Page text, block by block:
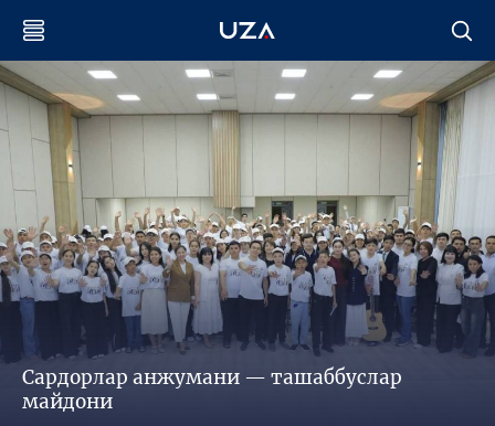
Сардорлар анжумани — ташаббуслар
майдони